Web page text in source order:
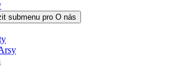
submenu pro O nás